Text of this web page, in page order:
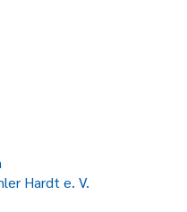
Hardt e. V.